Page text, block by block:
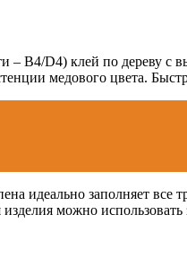
– B4/D4) клей по дереву
медового цвета.
идеально заполняет
можно